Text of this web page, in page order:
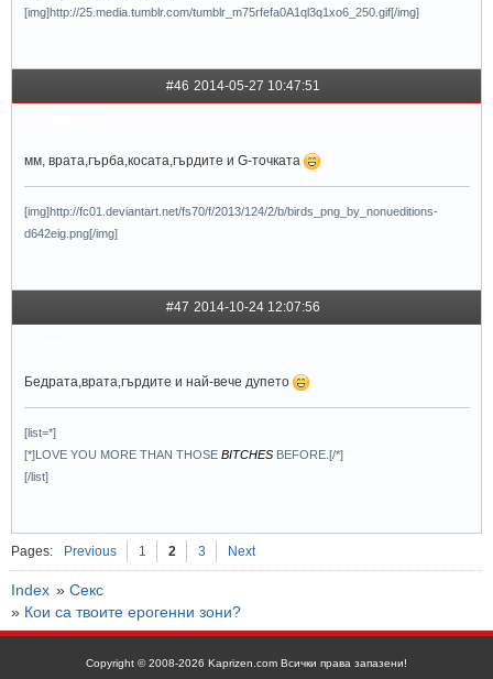
[img]http://25.media.tumblr.com/tumblr_m75rfefa0A1ql3q1xo6_250.gif[/img]
#46 2014-05-27 10:47:51
мм, врата,гърба,косата,гърдите и G-точката
[img]http://fc01.deviantart.net/fs70/f/2013/124/2/b/birds_png_by_nonueditions-
d642eig.png[/img]
#47 2014-10-24 12:07:56
Бедрата,врата,гърдите и най-вече дупето
[list=*]
[*]LOVE YOU MORE THAN THOSE BITCHES BEFORE.[/*]
[/list]
Pages: Previous 1 2 3 Next
Index » Секс
» Кои са твоите ерогенни зони?
Copyright © 2008-2026 Kaprizen.com Всички права запазени!